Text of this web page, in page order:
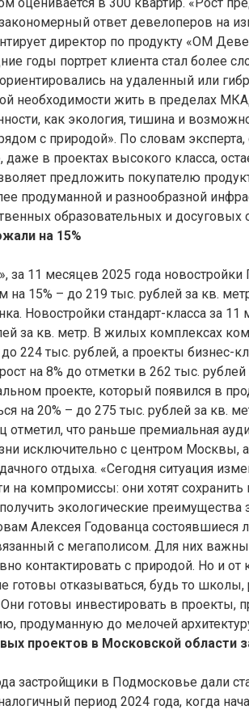
ответ девелоперов на
директор по продукту «ОМ
годы портрет клиента стал более
на удаленный или
необходимости жить в пределах
как экология, тишина и
с природой». По словам эксперта,
в проектах высокого класса,
предложить покупателю
продуманной и разнообразной
образовательных и досуговых
на 15%
11 месяцев 2025 года
на 15% – до 219 тыс. рублей за кв.
Новостройки стандарт-класса за
за кв. метр. В жилых комплексах
224 тыс. рублей, а проекты бизнес-
на 8% до отметки в 262 тыс.
проекте, который появился в
на 20% – до 275 тыс. рублей за кв.
отметил, что раньше премиальная
исключительно с центром Москвы, а
отдыха. «Сегодня ситуация
на компромиссы: они хотят
экологические преимущества
Алексея Годованца
с мегаполисом. Для них важны
контактировать с природой. Но и от
готовы отказываться, будь то школы,
готовы инвестировать в проекты,
продуманную до мелочей
проектов в Московской области
застройщики в Подмосковье дали
период 2024 года, когда